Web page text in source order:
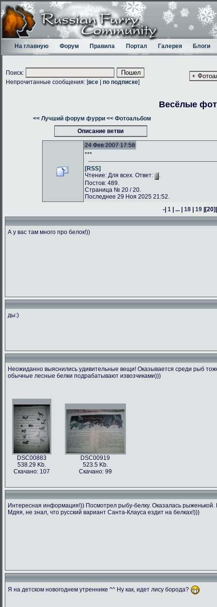
На главную Форум Правила Портал Галерея Блоги
Поиск:
Непрочитанные сообщения: [все по подписке]
Весёлые
<< Лучший форум фурри << Фотоальбом
Описание ветви
24 Фев 2007 17:58
***
[RSS]
Чтение: Для всех. Ответ:
.
Постов: 489.
Страница № 20 / 20.
Последнее 29 Ноя 2025 21:52.
-| 1 | ... | 18 | 19 |[20]
А у вас там много про белок!))
ды:)
Неожиданно выяснились удивительные вещи! Оказывается среди рыб
обычные лесные белки подрабатывают извозчиками)))
DSC00883
538.29 Kb.
Скачано: 107
DSC00919
523.5 Kb.
Скачано: 99
Интересная информация!)) Посмотрел рыбу-белку. Оказалась рыженькой.
Мдяя, не знал, что русский вариант Санта-Клауса ездит на белках!)))
Я на детском новогоднем утреннике ^^ Ну как, идет лису борода?